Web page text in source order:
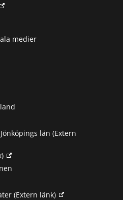
medier
län (Extern
(Extern länk)